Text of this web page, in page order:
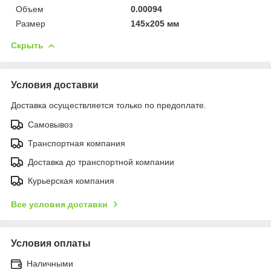
Объем
0.00094
Размер
145x205 мм
Скрыть
Условия доставки
Доставка осуществляется только по предоплате.
Самовывоз
Транспортная компания
Доставка до транспортной компании
Курьерская компания
Все условия доставки
Условия оплаты
Наличными